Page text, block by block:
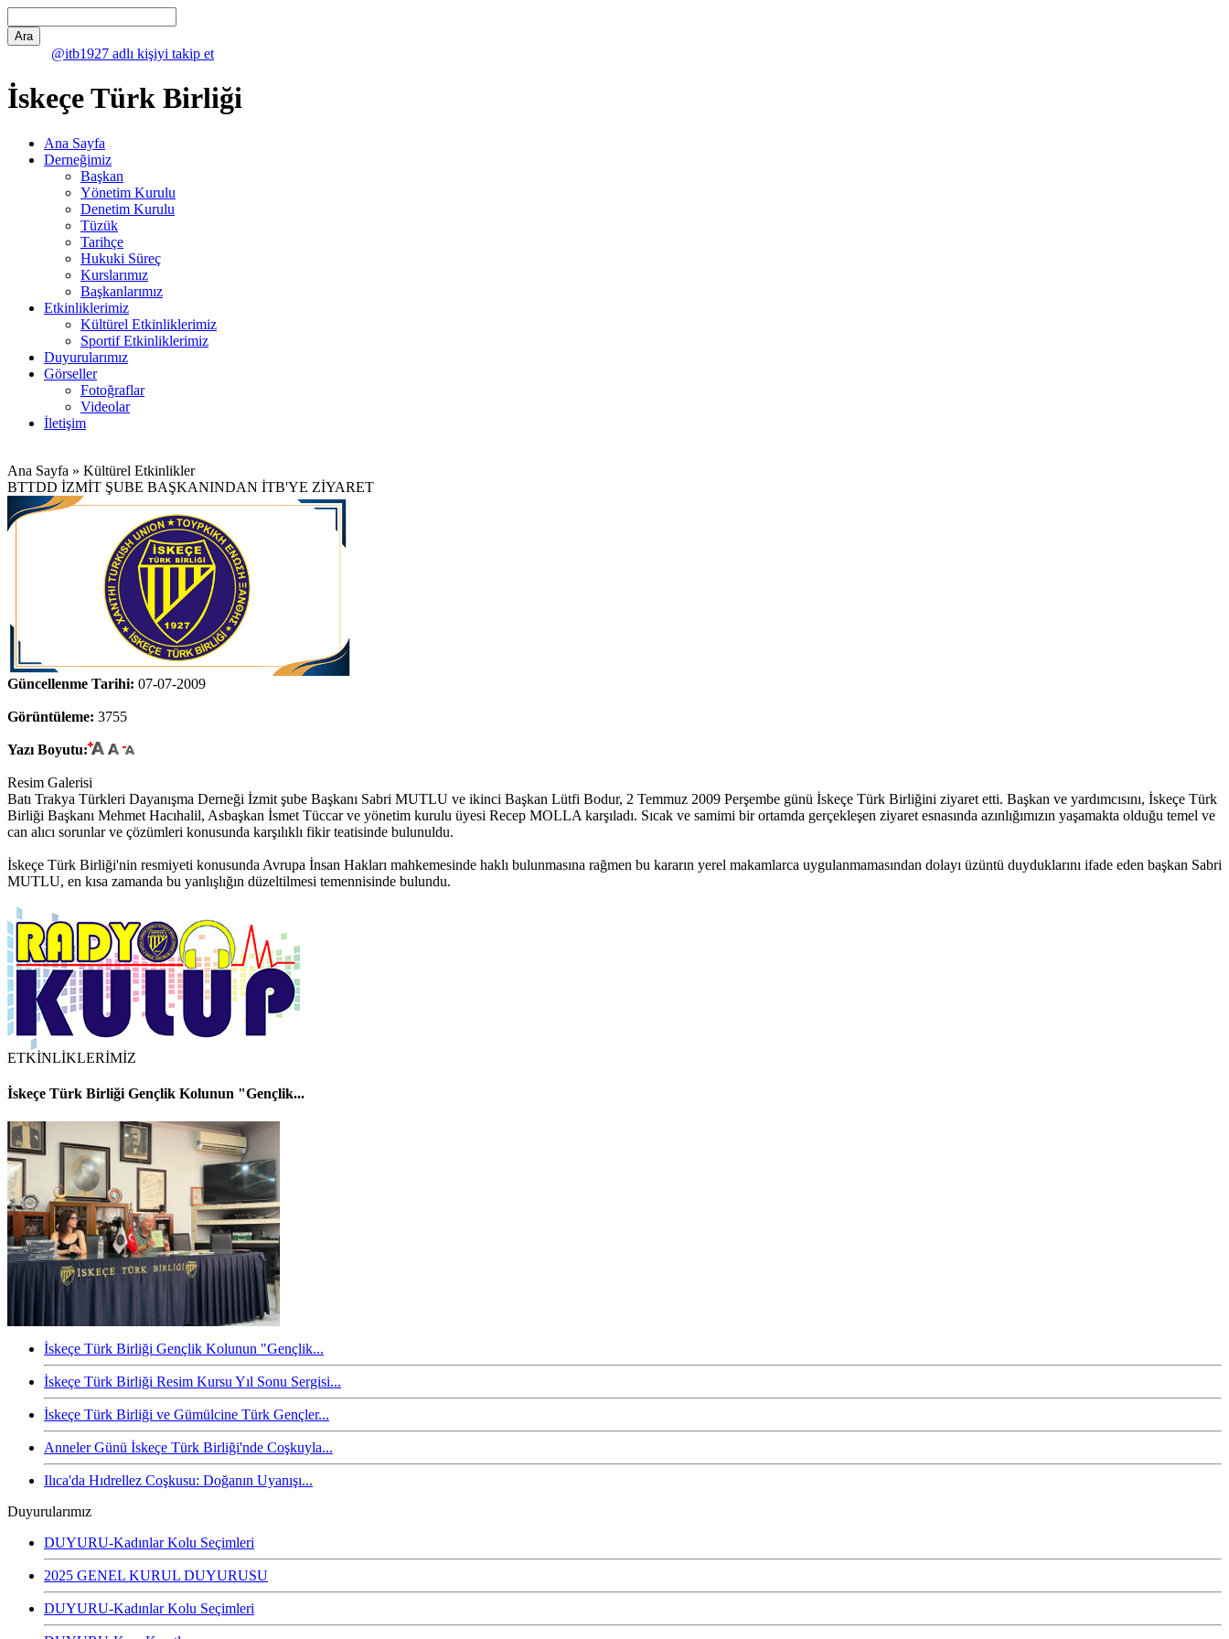
@itb1927 adlı kişiyi takip et
İskeçe Türk Birliği
Ana Sayfa
Derneğimiz
Başkan
Yönetim Kurulu
Denetim Kurulu
Tüzük
Tarihçe
Hukuki Süreç
Kurslarımız
Başkanlarımız
Etkinliklerimiz
Kültürel Etkinliklerimiz
Sportif Etkinliklerimiz
Duyurularımız
Görseller
Fotoğraflar
Videolar
İletişim
Ana Sayfa » Kültürel Etkinlikler
BTTDD İZMİT ŞUBE BAŞKANINDAN İTB'YE ZİYARET
Güncellenme Tarihi: 07-07-2009
Görüntüleme: 3755
Yazı Boyutu:
Resim Galerisi
Batı Trakya Türkleri Dayanışma Derneği İzmit şube Başkanı Sabri MUTLU ve ikinci Başkan Lütfi Bodur, 2 Temmuz 2009 Perşembe günü İskeçe Türk Birliğini ziyaret etti. Başkan ve yardımcısını, İskeçe Türk
Birliği Başkanı Mehmet Hacıhalil, Asbaşkan İsmet Tüccar ve yönetim kurulu üyesi Recep MOLLA karşıladı. Sıcak ve samimi bir ortamda gerçekleşen ziyaret esnasında azınlığımızın yaşamakta olduğu temel ve
can alıcı sorunlar ve çözümleri konusunda karşılıklı fikir teatisinde bulunuldu.
İskeçe Türk Birliği'nin resmiyeti konusunda Avrupa İnsan Hakları mahkemesinde haklı bulunmasına rağmen bu kararın yerel makamlarca uygulanmamasından dolayı üzüntü duyduklarını ifade eden başkan Sabri
MUTLU, en kısa zamanda bu yanlışlığın düzeltilmesi temennisinde bulundu.
ETKİNLİKLERİMİZ
İskeçe Türk Birliği Gençlik Kolunun "Gençlik...
İskeçe Türk Birliği Gençlik Kolunun "Gençlik...
İskeçe Türk Birliği Resim Kursu Yıl Sonu Sergisi...
İskeçe Türk Birliği ve Gümülcine Türk Gençler...
Anneler Günü İskeçe Türk Birliği'nde Coşkuyla...
Ilıca'da Hıdrellez Coşkusu: Doğanın Uyanışı...
Duyurularımız
DUYURU-Kadınlar Kolu Seçimleri
2025 GENEL KURUL DUYURUSU
DUYURU-Kadınlar Kolu Seçimleri